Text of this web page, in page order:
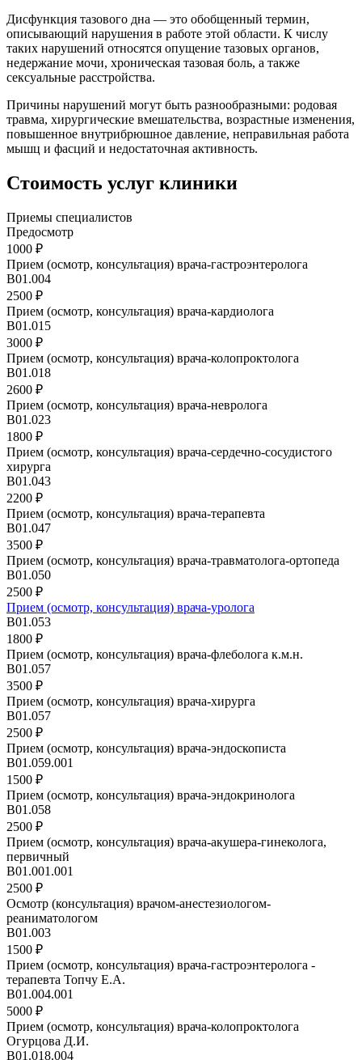
Дисфункция тазового дна — это обобщенный термин,
описывающий нарушения в работе этой области. К числу
таких нарушений относятся опущение тазовых органов,
недержание мочи, хроническая тазовая боль, а также
сексуальные расстройства.
Причины нарушений могут быть разнообразными: родовая
травма, хирургические вмешательства, возрастные изменения,
повышенное внутрибрюшное давление, неправильная работа
мышц и фасций и недостаточная активность.
Стоимость услуг клиники
Приемы специалистов
Предосмотр
1000 ₽
Прием (осмотр, консультация) врача-гастроэнтеролога
В01.004
2500 ₽
Прием (осмотр, консультация) врача-кардиолога
В01.015
3000 ₽
Прием (осмотр, консультация) врача-колопроктолога
B01.018
2600 ₽
Прием (осмотр, консультация) врача-невролога
B01.023
1800 ₽
Прием (осмотр, консультация) врача-сердечно-сосудистого
хирурга
В01.043
2200 ₽
Прием (осмотр, консультация) врача-терапевта
B01.047
3500 ₽
Прием (осмотр, консультация) врача-травматолога-ортопеда
В01.050
2500 ₽
Прием (осмотр, консультация) врача-уролога
В01.053
1800 ₽
Прием (осмотр, консультация) врача-флеболога к.м.н.
В01.057
3500 ₽
Прием (осмотр, консультация) врача-хирурга
В01.057
2500 ₽
Прием (осмотр, консультация) врача-эндоскописта
B01.059.001
1500 ₽
Прием (осмотр, консультация) врача-эндокринолога
B01.058
2500 ₽
Прием (осмотр, консультация) врача-акушера-гинеколога,
первичный
B01.001.001
2500 ₽
Осмотр (консультация) врачом-анестезиологом-
реаниматологом
B01.003
1500 ₽
Прием (осмотр, консультация) врача-гастроэнтеролога -
терапевта Топчу Е.А.
В01.004.001
5000 ₽
Прием (осмотр, консультация) врача-колопроктолога
Огурцова Д.И.
B01.018.004